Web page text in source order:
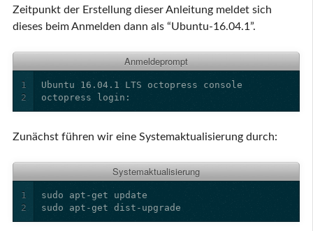
Zeitpunkt der Erstellung dieser Anleitung meldet sich
dieses beim Anmelden dann als “Ubuntu-16.04.1”.
Anmeldeprompt
1
2
octopress login:
Zunächst führen wir eine Systemaktualisierung durch:
Systemaktualisierung
1
2